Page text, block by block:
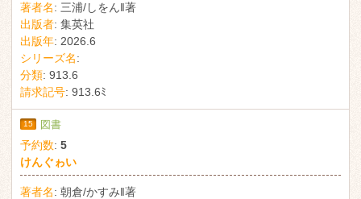
著者名: 三浦/しをん‖著
出版者: 集英社
出版年: 2026.6
シリーズ名:
分類: 913.6
請求記号: 913.6ﾐ
15 図書
予約数: 5
けんぐゎい
著者名: 朝倉/かすみ‖著